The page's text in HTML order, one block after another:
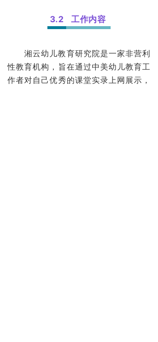
3.2 工作内容
湘云幼儿教育研究院是一家非营利
性教育机构，旨在通过中美幼儿教育工
作者对自己优秀的课堂实录上网展示，